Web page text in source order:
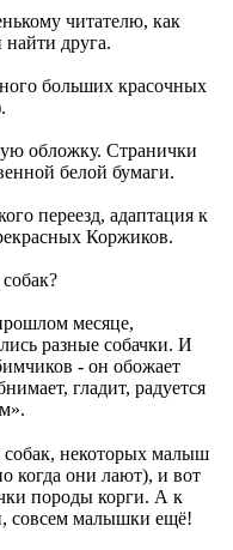
читателю, как
друга.
больших красочных
обложку. Странички
белой бумаги.
переезд, адаптация к
Коржиков.
месяце,
разные собачки. И
- он обожает
гладит, радуется
некоторых малыш
когда они лают), и вот
породы корги. А к
совсем малышки ещё!